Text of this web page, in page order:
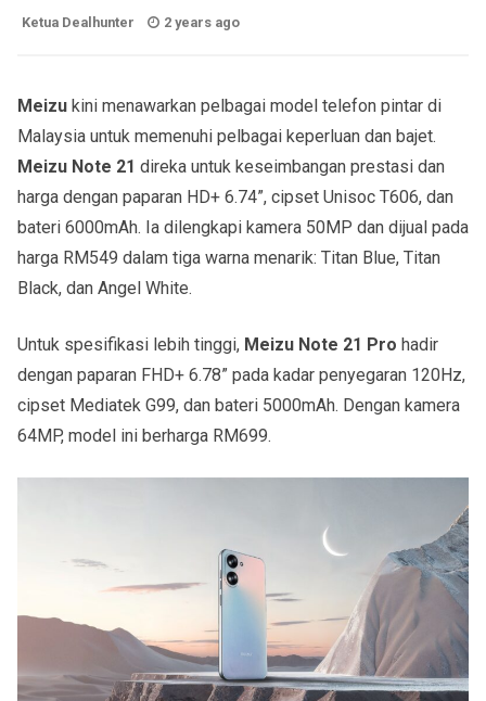
Ketua Dealhunter 2 years ago
Meizu kini menawarkan pelbagai model telefon pintar di
Malaysia untuk memenuhi pelbagai keperluan dan bajet.
Meizu Note 21 direka untuk keseimbangan prestasi dan
harga dengan paparan HD+ 6.74”, cipset Unisoc T606, dan
bateri 6000mAh. Ia dilengkapi kamera 50MP dan dijual pada
harga RM549 dalam tiga warna menarik: Titan Blue, Titan
Black, dan Angel White.
Untuk spesifikasi lebih tinggi, Meizu Note 21 Pro hadir
dengan paparan FHD+ 6.78” pada kadar penyegaran 120Hz,
cipset Mediatek G99, dan bateri 5000mAh. Dengan kamera
64MP, model ini berharga RM699.